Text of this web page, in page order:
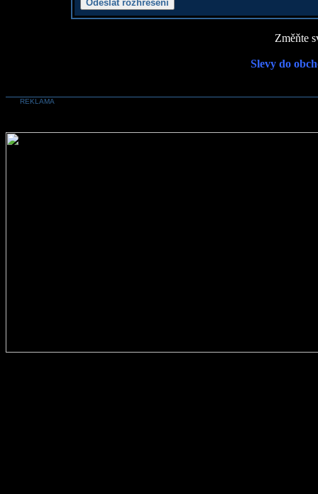
Změňte
Slevy do
REKLAMA